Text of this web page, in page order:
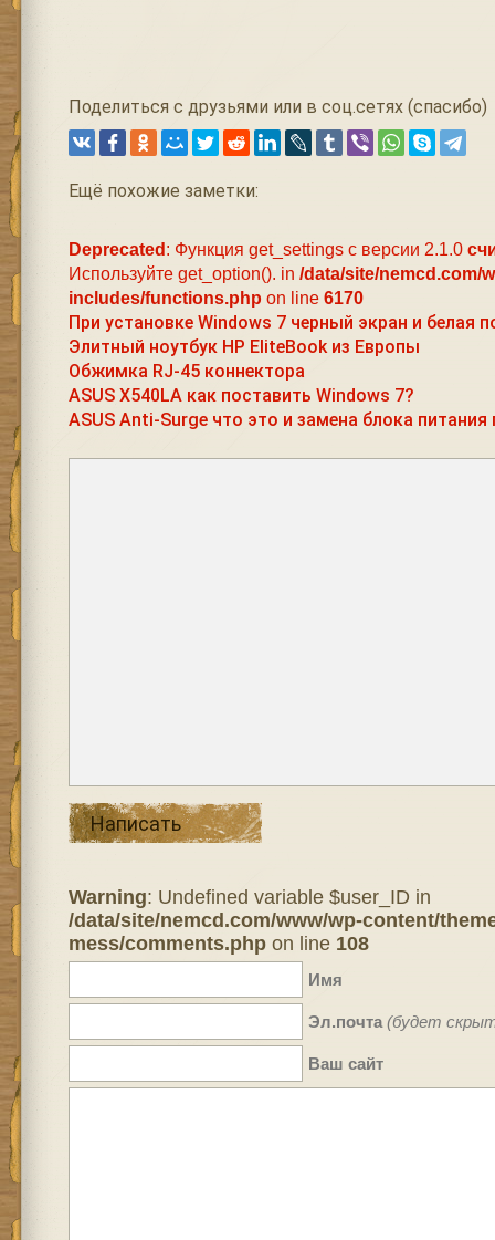
Поделиться с друзьями или в соц.сетях (спасибо)
Ещё похожие заметки:
Deprecated : Функция get_settings с версии 2.1.0
Используйте get_option(). in /data/site/nemcd.com/
includes/functions.php on line 6170
При установке Windows 7 черный экран и белая
Элитный ноутбук HP EliteBook из Европы
Обжимка RJ-45 коннектора
ASUS X540LA как поставить Windows 7?
ASUS Anti-Surge что это и замена блока питания
Написать
Warning: Undefined variable $user_ID in
/data/site/nemcd.com/www/wp-content/
mess/comments.phpon line 108
Имя
Эл.почта (будет
Ваш сайт